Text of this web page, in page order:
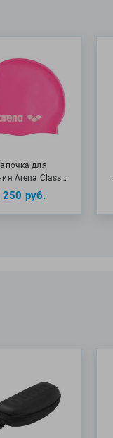
для
Arena Class…
250 руб.